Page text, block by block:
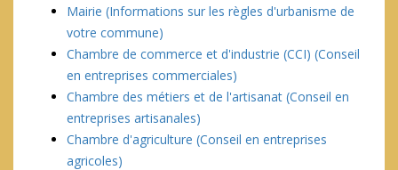
Mairie (Informations sur les règles d'urbanisme de
votre commune)
Chambre de commerce et d'industrie (CCI) (Conseil
en entreprises commerciales)
Chambre des métiers et de l'artisanat (Conseil en
entreprises artisanales)
Chambre d'agriculture (Conseil en entreprises
agricoles)